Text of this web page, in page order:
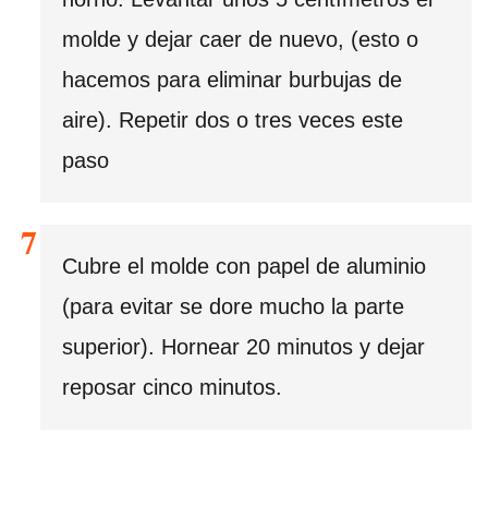
molde y dejar caer de nuevo, (esto o
hacemos para eliminar burbujas de
aire). Repetir dos o tres veces este
paso
Cubre el molde con papel de aluminio
(para evitar se dore mucho la parte
superior). Hornear 20 minutos y dejar
reposar cinco minutos.